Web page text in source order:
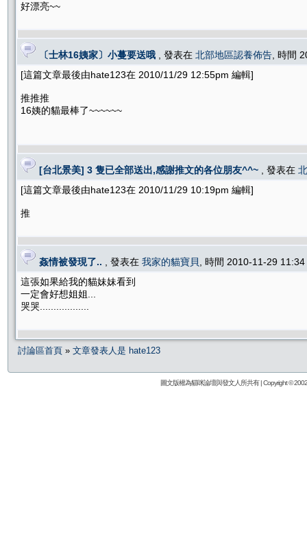
好漂亮~~
〔士林16姨家〕小蔓要送哦 , 發表在 北部地區認養佈告 , 時間
[這篇文章最後由hate123在 2010/11/29 12:55pm 編輯]
推推推
16姨的貓最棒了~~~~~~
[台北景美] 3 隻已全部送出,感謝推文的各位朋友^^~ , 發表在
[這篇文章最後由hate123在 2010/11/29 10:19pm 編輯]
推
姦情被發現了.. , 發表在 我家的貓寶貝
, 時間 2010-11-29
這張如果給我的貓妹妹看到
一定會好想姐姐...
哭哭..................
討論區首頁 » 文章發表人是 hate123
圖文版權為貓咪論壇與發文人所共有 | Copyright ©